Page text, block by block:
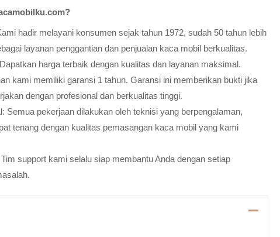
hadir melayani konsumen sejak tahun 1972, sudah 50 tahun lebih
layanan penggantian dan penjualan kaca mobil berkualitas.
harga terbaik dengan kualitas dan layanan maksimal.
kami memiliki garansi 1 tahun. Garansi ini memberikan bukti jika
dengan profesional dan berkualitas tinggi.
Semua pekerjaan dilakukan oleh teknisi yang berpengalaman,
tenang dengan kualitas pemasangan kaca mobil yang kami
support kami selalu siap membantu Anda dengan setiap